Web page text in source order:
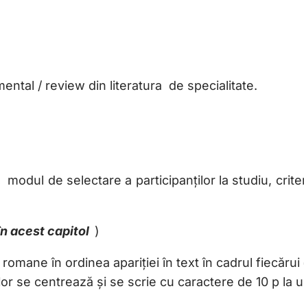
/ review din literatura de specialitate.
de selectare a participanților la studiu,
acest capitol )
în ordinea apariției în text în cadrul fiecărui
se centrează și se scrie cu caractere de 10 p la